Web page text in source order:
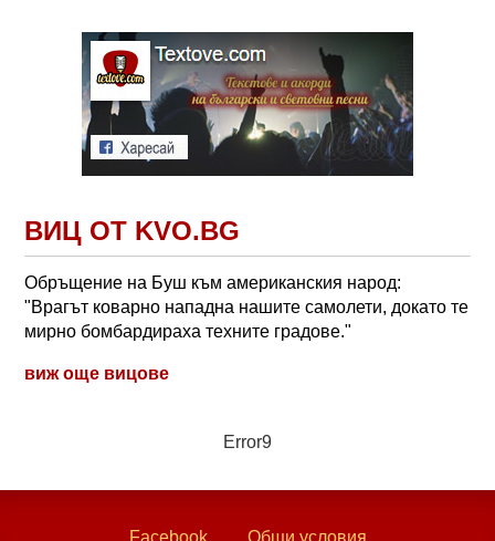
ВИЦ ОТ KVO.BG
Обръщение на Буш към американския народ:
"Врагът коварно нападна нашите самолети, докато те
мирно бомбардираха техните градове."
виж още вицове
Error9
Facebook Общи условия